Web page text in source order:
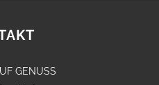
GENUSS